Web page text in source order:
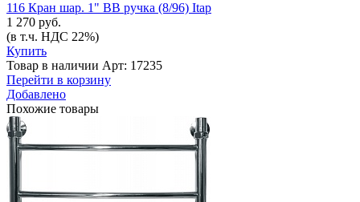
116 Кран шар. 1" ВВ ручка (8/96) Itap
1 270 руб.
(в т.ч. НДС 22%)
Купить
Товар в наличии Арт: 17235
Перейти в корзину
Добавлено
Похожие товары